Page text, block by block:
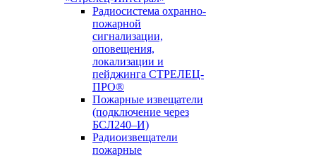
Радиосистема охранно-
пожарной
сигнализации,
оповещения,
локализации и
пейджинга СТРЕЛЕЦ-
ПРО®
Пожарные извещатели
(подключение через
БСЛ240–И)
Радиоизвещатели
пожарные